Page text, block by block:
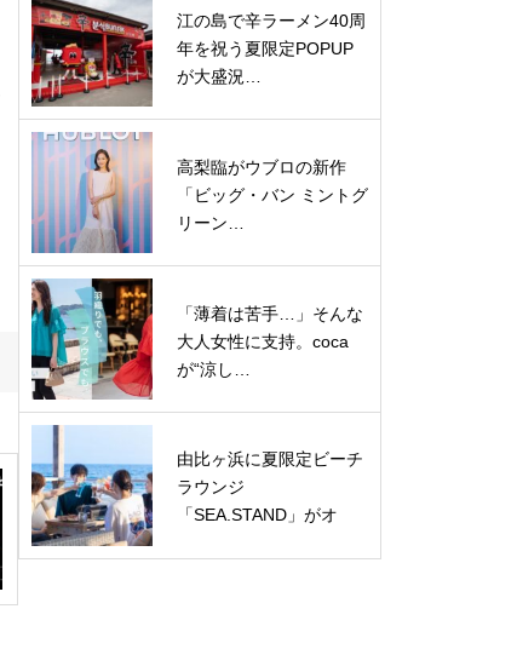
江の島で辛ラーメン40周
年を祝う夏限定POPUP
が大盛況…
高梨臨がウブロの新作
「ビッグ・バン ミントグ
リーン…
「薄着は苦手…」そんな
大人女性に支持。coca
が“涼し…
由比ヶ浜に夏限定ビーチ
ラウンジ
「SEA.STAND」がオ